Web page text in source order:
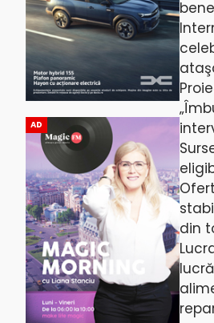
AD
din